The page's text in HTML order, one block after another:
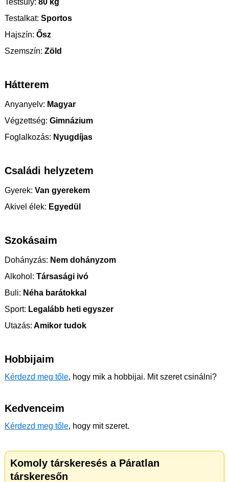
Testsúly: 80 kg
Testalkat: Sportos
Hajszín: Ősz
Szemszín: Zöld
Hátterem
Anyanyelv: Magyar
Végzettség: Gimnázium
Foglalkozás: Nyugdíjas
Családi helyzetem
Gyerek: Van gyerekem
Akivel élek: Egyedül
Szokásaim
Dohányzás: Nem dohányzom
Alkohol: Társasági ivó
Buli: Néha barátokkal
Sport: Legalább heti egyszer
Utazás: Amikor tudok
Hobbijaim
Kérdezd meg tőle, hogy mik a hobbijai. Mit szeret csinálni?
Kedvenceim
Kérdezd meg tőle, hogy mit szeret.
Komoly társkeresés a Páratlan
társkeresőn